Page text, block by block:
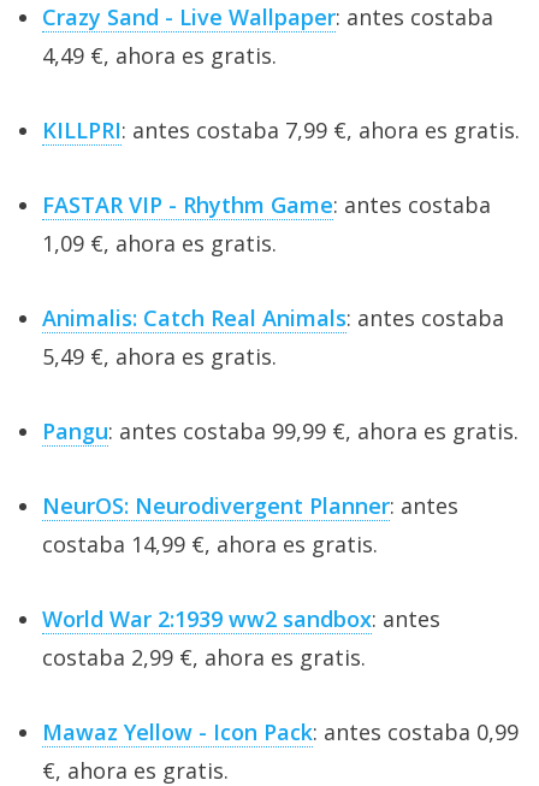
Crazy Sand - Live Wallpaper: antes costaba
4,49 €, ahora es gratis.
KILLPRI: antes costaba 7,99 €, ahora es gratis.
FASTAR VIP - Rhythm Game: antes costaba
1,09 €, ahora es gratis.
Animalis: Catch Real Animals: antes costaba
5,49 €, ahora es gratis.
Pangu: antes costaba 99,99 €, ahora es gratis.
NeurOS: Neurodivergent Planner: antes
costaba 14,99 €, ahora es gratis.
World War 2:1939 ww2 sandbox: antes
costaba 2,99 €, ahora es gratis.
Mawaz Yellow - Icon Pack: antes costaba 0,99
€, ahora es gratis.